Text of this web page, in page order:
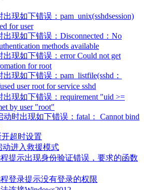
出现如下错误：pam_unix(sshdsession)
for user
出现如下错误：Disconnected：No
methods available
出现如下错误：error Could not get
for root
出现如下错误：pam_listfile(sshd：
user root for service sshd
出现如下错误：requirement "uid >=
by user "root"
动时出现如下错误：fatal： Cannot bind
开超时设置
动进入救援模式
程提示出现身份验证错误，要求的函数
登录提示没有登录的权限